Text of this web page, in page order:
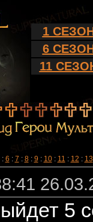
1
6
11
: 6 : 7 : 8: 9 : 10: 11 : 12 : 13
5